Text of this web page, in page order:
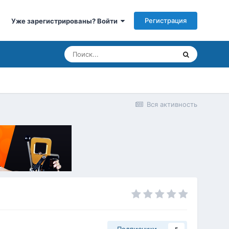
Уже зарегистрированы? Войти Регистрация
Вся активность